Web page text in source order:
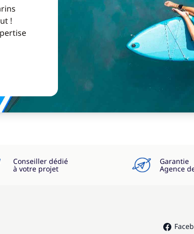
!
Conseiller dédié
à votre projet
Garantie
Agence